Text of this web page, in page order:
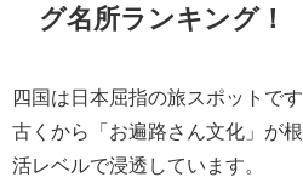
グ名所ランキング！
四国は日本屈指の旅スポットです
古くから「お遍路さん文化」が
活レベルで浸透しています。